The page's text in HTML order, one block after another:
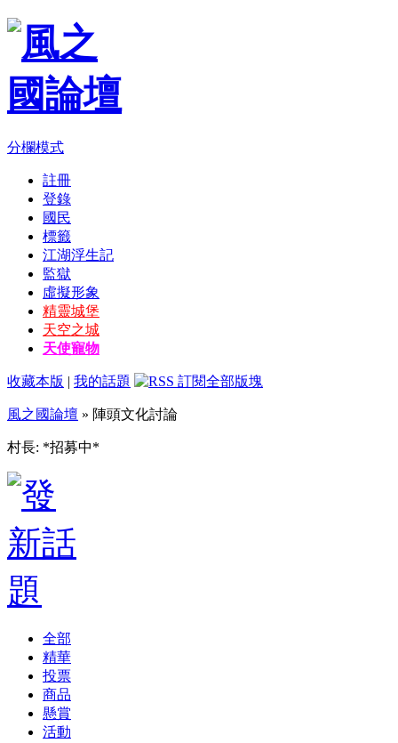
分欄模式
註冊
登錄
國民
標籤
江湖浮生記
監獄
虛擬形象
精靈城堡
天空之城
天使寵物
收藏本版 | 我的話題
風之國論壇 » 陣頭文化討論
村長: *招募中*
全部
精華
投票
商品
懸賞
活動